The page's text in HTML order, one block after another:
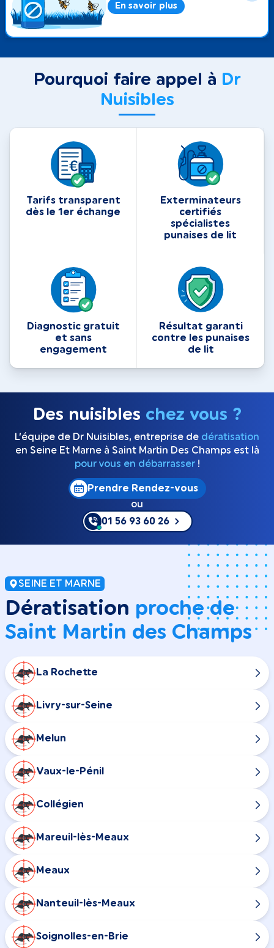
En savoir plus
Pourquoi faire appel à Dr
Nuisibles
Tarifs transparent
dès le 1er échange
Exterminateurs
certifiés
spécialistes
punaises de lit
Diagnostic gratuit
et sans
engagement
Résultat garanti
contre les punaises
de lit
Des nuisibles chez vous ?
L’équipe de Dr Nuisibles, entreprise de dératisation
en Seine Et Marne à Saint Martin Des Champs est là
pour vous en débarrasser!
Prendre Rendez-vous
ou
01 56 93 60 26
SEINE ET MARNE
Dératisation proche de
Saint Martin des Champs
La Rochette
Livry-sur-Seine
Melun
Vaux-le-Pénil
Collégien
Mareuil-lès-Meaux
Meaux
Nanteuil-lès-Meaux
Soignolles-en-Brie